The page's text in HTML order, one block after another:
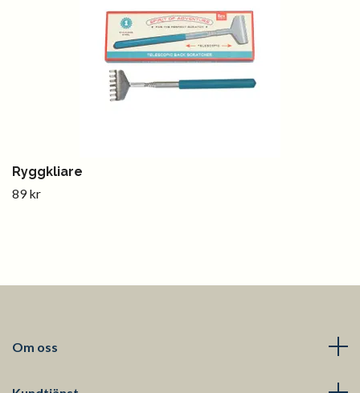
Ryggkliare
89 kr
Om oss